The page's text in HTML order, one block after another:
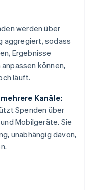
werden über
aggregiert, sodass
Ergebnisse
können,
läuft.
Kanäle:
Spenden über
Mobilgeräte. Sie
unabhängig davon,